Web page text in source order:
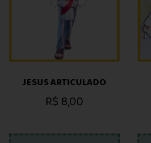
JESUS ARTICULADO
R$8,00